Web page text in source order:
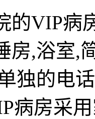
的VIP病
房,浴室,
独的电
病房采